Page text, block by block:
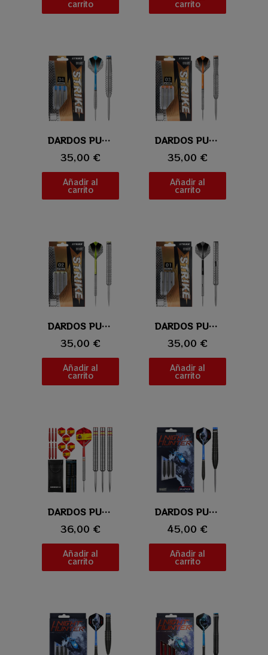
carrito carrito
Vista rápidaDARDOS PUNTA DE ACERO ONE80 STRIKE 04
35,00 €
Añadir al
carrito
Vista rápidaDARDOS PUNTA DE ACERO ONE80 STRIKE 03
35,00 €
Añadir al
carrito
Vista rápidaDARDOS PUNTA DE ACERO ONE80 STRIKE 02
35,00 €
Añadir al
carrito
Vista rápidaDARDOS PUNTA DE ACERO ONE80 STRIKE 01
35,00 €
Añadir al
carrito
Vista rápidaDARDOS PUNTA DE ACERO DESIGNA ESPAÑA
36,00 €
Añadir al
carrito
Vista rápidaDARDOS PUNTA DE ACERO ONE80 NIGHT HUNTER SILENCE
45,00 €
Añadir al
carrito